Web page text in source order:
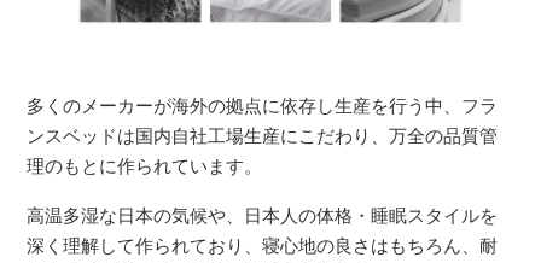
多くのメーカーが海外の拠点に依存し生産を行う中、フラ
ンスベッドは国内自社工場生産にこだわり、万全の品質管
理のもとに作られています。
高温多湿な日本の気候や、日本人の体格・睡眠スタイルを
深く理解して作られており、寝心地の良さはもちろん、耐